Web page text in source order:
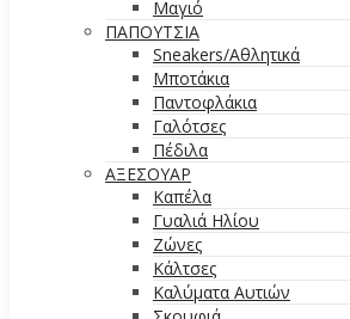
Μαγιό
ΠΑΠΟΥΤΣΙΑ
Sneakers/Aθλητικά
Μποτάκια
Παντοφλάκια
Γαλότσες
Πέδιλα
ΑΞΕΣΟΥΑΡ
Καπέλα
Γυαλιά Ηλίου
Ζώνες
Κάλτσες
Καλύματα Αυτιών